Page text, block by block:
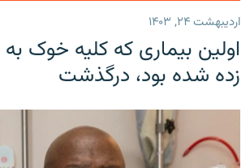
اردیبهشت ۲۴, ۱۴۰۳
اولین بیماری که کلیه خوک به
زده شده بود، درگذشت